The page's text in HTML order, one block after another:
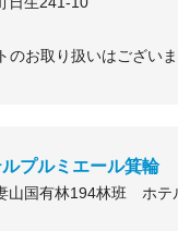
のお取り扱いはござい
プルミエール箕輪
山国有林194林班 ホテ